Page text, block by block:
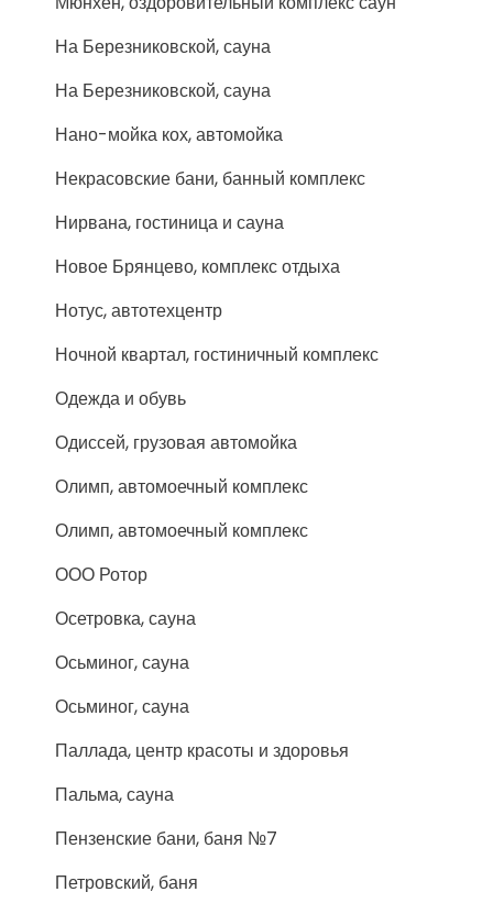
На Березниковской, сауна
На Березниковской, сауна
Нано-мойка кох, автомойка
Некрасовские бани, банный комплекс
Нирвана, гостиница и сауна
Новое Брянцево, комплекс отдыха
Нотус, автотехцентр
Ночной квартал, гостиничный комплекс
Одежда и обувь
Одиссей, грузовая автомойка
Олимп, автомоечный комплекс
Олимп, автомоечный комплекс
ООО Ротор
Осетровка, сауна
Осьминог, сауна
Осьминог, сауна
Паллада, центр красоты и здоровья
Пальма, сауна
Пензенские бани, баня №7
Петровский, баня